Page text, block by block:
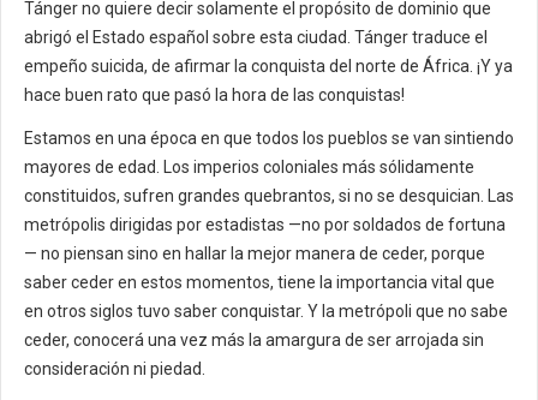
Tánger no quiere decir solamente el propósito de dominio que
abrigó el Estado español sobre esta ciudad. Tánger traduce el
empeño suicida, de afirmar la conquista del norte de África. ¡Y ya
hace buen rato que pasó la hora de las conquistas!
Estamos en una época en que todos los pueblos se van sintiendo
mayores de edad. Los imperios coloniales más sólidamente
constituidos, sufren grandes quebrantos, si no se desquician. Las
metrópolis dirigidas por estadistas —no por soldados de fortuna
— no piensan sino en hallar la mejor manera de ceder, porque
saber ceder en estos momentos, tiene la importancia vital que
en otros siglos tuvo saber conquistar. Y la metrópoli que no sabe
ceder, conocerá una vez más la amargura de ser arrojada sin
consideración ni piedad.